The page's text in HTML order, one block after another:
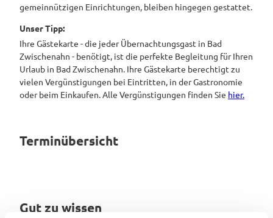
gemeinnützigen Einrichtungen, bleiben hingegen gestattet.
Unser Tipp:
Ihre Gästekarte - die jeder Übernachtungsgast in Bad
Zwischenahn - benötigt, ist die perfekte Begleitung für Ihren
Urlaub in Bad Zwischenahn. Ihre Gästekarte berechtigt zu
vielen Vergünstigungen bei Eintritten, in der Gastronomie
oder beim Einkaufen. Alle Vergünstigungen finden Sie hier.
Terminübersicht
Gut zu wissen